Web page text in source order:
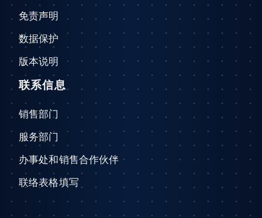
免责声明
数据保护
版本说明
联系信息
销售部门
服务部门
办事处和销售合作伙伴
联络表格填写